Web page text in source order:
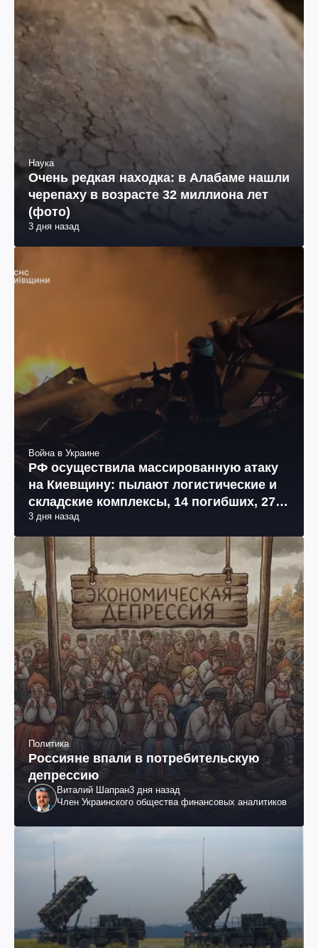
Наука
Очень редкая находка: в Алабаме нашли
черепаху в возрасте 32 миллиона лет
(фото)
3 дня назад
Война в Украине
РФ осуществила массированную атаку
на Киевщину: пылают логистические и
складские комплексы, 14 погибших, 27
раненых (фото, видео)
3 дня назад
Политика
Россияне впали в потребительскую
депрессию
Виталий Шапран3 дня назад
Член Украинского общества финансовых аналитиков